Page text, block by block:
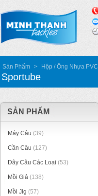
Sản Phẩm > Hộp / Ống Nhựa PVC
Sportube
SẢN PHẨM
Máy Câu (39)
Cần Câu (127)
Dây Câu Các Loại (53)
Mồi Giả (138)
Mồi Jig (57)